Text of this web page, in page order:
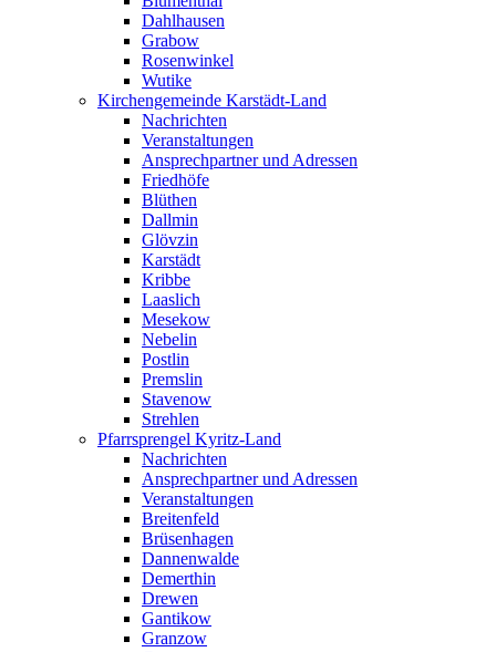
Dahlhausen
Grabow
Rosenwinkel
Wutike
Kirchengemeinde Karstädt-Land
Nachrichten
Veranstaltungen
Ansprechpartner und Adressen
Friedhöfe
Blüthen
Dallmin
Glövzin
Karstädt
Kribbe
Laaslich
Mesekow
Nebelin
Postlin
Premslin
Stavenow
Strehlen
Pfarrsprengel Kyritz-Land
Nachrichten
Ansprechpartner und Adressen
Veranstaltungen
Breitenfeld
Brüsenhagen
Dannenwalde
Demerthin
Drewen
Gantikow
Granzow